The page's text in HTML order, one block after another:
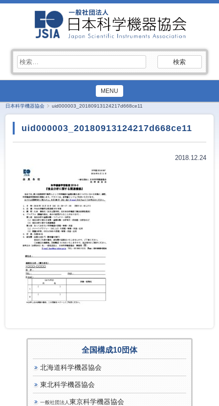
索:
MENU
日本科学機器協会 uid000003_20180913124217d668ce11
uid000003_20180913124217d668ce11
2018.12.24
全国構成10団体
北海道科学機器協会
東北科学機器協会
一般社団法人 東京科学機器協会